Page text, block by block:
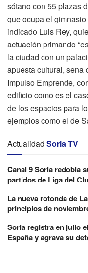
sótano con 55 plazas
que ocupa el
indicado Luis Rey,
actuación primando
la ciudad con un
apuesta cultural, seña
Impulso Emprende,
edificio como es el
de los espacios para
ejemplos como el de
Actualidad Soria TV
Canal 9 Soria redobla
partidos de Liga del
La nueva rotonda de
principios de
Soria registra en julio
España y agrava su